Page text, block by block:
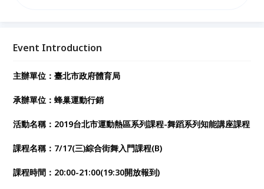
Event Introduction
主辦單位：臺北市政府體育局
承辦單位：蜂巢運動行銷
活動名稱：2019台北市運動熱區系列課程-舞蹈系列知能講座課程
課程名稱：7/17(三)綜合街舞入門課程(B)
課程時間：20:00-21:00(19:30開放報到)